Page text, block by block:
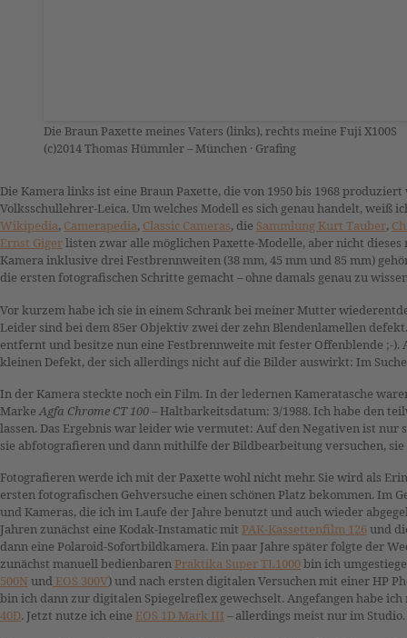
Die Braun Paxette meines Vaters (links), rechts meine Fuji X100S
(c)2014 Thomas Hümmler – München · Grafing
Die Kamera links ist eine Braun Paxette, die von 1950 bis 1968
Volksschullehrer-Leica. Um welches Modell es sich genau handelt, weiß
Wikipedia, Camerapedia, Classic Cameras, die Sammlung Kurt Tauber,
Ernst Gigerlisten zwar alle möglichen Paxette-Modelle, aber nicht
Kamera inklusive drei Festbrennweiten (38 mm, 45 mm und 85 mm)
die ersten fotografischen Schritte gemacht – ohne damals genau zu
Vor kurzem habe ich sie in einem Schrank bei meiner Mutter
Leider sind bei dem 85er Objektiv zwei der zehn Blendenlamellen
entfernt und besitze nun eine Festbrennweite mit fester Offenblende ;-).
kleinen Defekt, der sich allerdings nicht auf die Bilder auswirkt: Im
In der Kamera steckte noch ein Film. In der ledernen Kameratasche
MarkeAgfa Chrome CT 100– Haltbarkeitsdatum: 3/1988. Ich habe den
lassen. Das Ergebnis war leider wie vermutet: Auf den Negativen ist nur
sie abfotografieren und dann mithilfe der Bildbearbeitung versuchen,
Fotografieren werde ich mit der Paxette wohl nicht mehr. Sie wird als
ersten fotografischen Gehversuche einen schönen Platz bekommen. Im
und Kameras, die ich im Laufe der Jahre benutzt und auch wieder
Jahren zunächst eine Kodak-Instamatic mit PAK-Kassettenfilm 126und
dann eine Polaroid-Sofortbildkamera. Ein paar Jahre später folgte der
zunächst manuell bedienbaren Praktika Super TL1000bin ich
500N und EOS 300V) und nach ersten digitalen Versuchen mit einer HP
bin ich dann zur digitalen Spiegelreflex gewechselt. Angefangen habe
40D. Jetzt nutze ich eine EOS 1D Mark III – allerdings meist nur im Studio.